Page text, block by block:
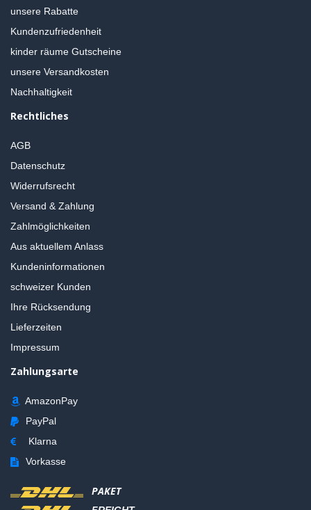
unsere Rabatte
Kundenzufriedenheit
kinder räume Gutscheine
unsere Versandkosten
Nachhaltigkeit
Rechtliches
AGB
Datenschutz
Widerrufsrecht
Versand & Zahlung
Zahlmöglichkeiten
Aus aktuellem Anlass
Kundeninformationen
schweizer Kunden
Ihre Rücksendung
Lieferzeiten
Impressum
Zahlungsarte
AmazonPay
PayPal
Klarna
Vorkasse
PAKET